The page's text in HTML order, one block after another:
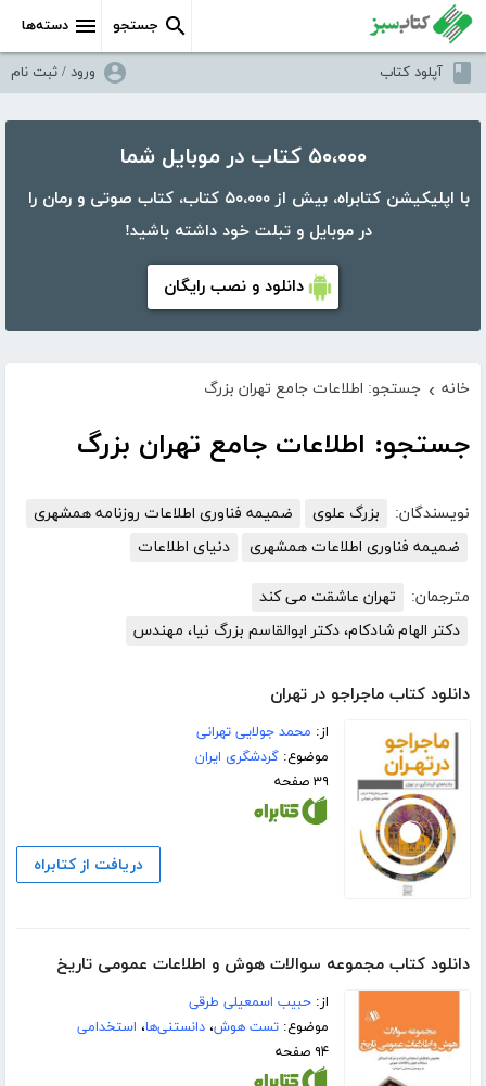
دسته‌ها جستجو
آپلود کتاب ورود / ثبت نام
۵۰،۰۰۰ کتاب در موبایل شما
با اپلیکیشن کتابراه، بیش از ۵۰،۰۰۰ کتاب، کتاب صوتی و رمان را
در موبایل و تبلت خود داشته باشید!
دانلود و نصب رایگان
خانه › جستجو: اطلاعات جامع تهران بزرگ
جستجو: اطلاعات جامع تهران بزرگ
نویسندگان: بزرگ علوی
ضمیمه فناوری اطلاعات روزنامه همشهری
ضمیمه فناوری اطلاعات همشهری
دنیای اطلاعات
مترجمان:
تهران عاشقت می کند
دکتر الهام شادکام، دکتر ابوالقاسم بزرگ نیا، مهندس
دانلود کتاب ماجراجو در تهران
از: محمد جولایی تهرانی
موضوع:گردشگری ایران
۳۹ صفحه
دریافت از کتابراه
دانلود کتاب مجموعه سوالات هوش و اطلاعات عمومی تاریخ
از:حبیب اسمعیلی طرقی
موضوع:تست هوش،دانستنی‌ها، استخدامی
۹۴ صفحه